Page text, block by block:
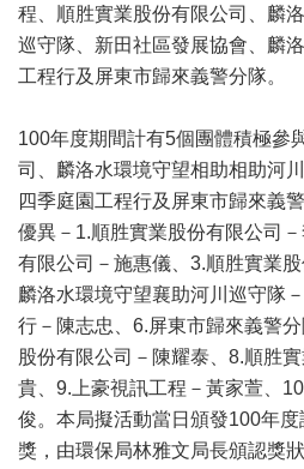
程、順胜實業股份有限公司、麟
巡守隊、新田社區發展協會、麟
工程行及屏東市歸來義警分隊。
100年度期間計有5個團體積極參
司、麟洛水環境守望相助相助河
四季庭園工程行及屏東市歸來義
優異－1.順胜實業股份有限公司
有限公司－施惠儀、3.順胜實業
麟洛水環境守望襄助河川巡守隊
行－陳志忠、6.屏東市歸來義警
股份有限公司－陳耀泰、8.順胜
貴、9.上豪視訊工程－黃家萱、
俊。本局擬活動當日頒發100年
獎，由環保局林雅文局長頒認獎